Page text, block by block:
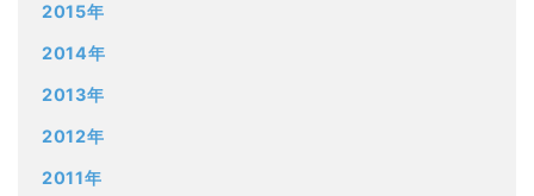
2015年
2014年
2013年
2012年
2011年